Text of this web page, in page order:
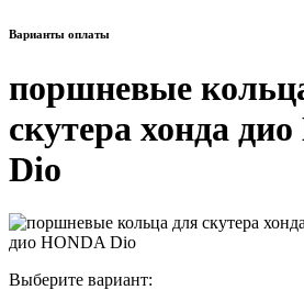
Варианты оплаты
поршневые
скутера хонда
Dio
Выберите вариант: